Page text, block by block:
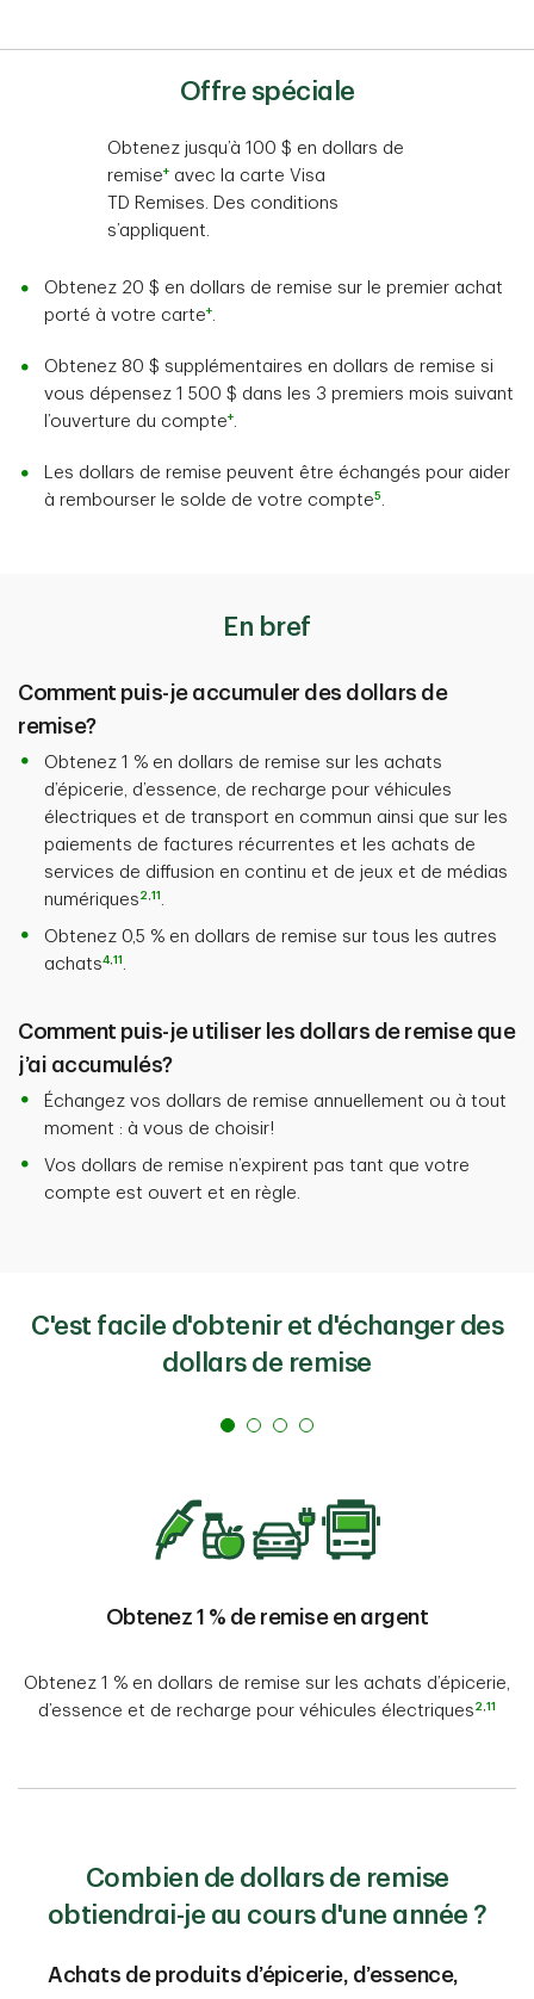
Offre spéciale
Obtenez jusqu’à 100 $ en dollars de
remise+avec la carte Visa
TD Remises. Des conditions
s’appliquent.
Obtenez 20 $ en dollars de remise sur le premier achat
porté à votre carte+
Obtenez 80 $ supplémentaires en dollars de remise si
vous dépensez 1 500 $ dans les 3 premiers mois suivant
l’ouverture du compte+
Les dollars de remise peuvent être échangés pour aider
à rembourser le solde de votre compte5
En bref
Comment puis-je accumuler des dollars de
remise?
Obtenez 1 % en dollars de remise sur les achats
d’épicerie, d’essence, de recharge pour véhicules
électriques et de transport en commun ainsi que sur les
paiements de factures récurrentes et les achats de
services de diffusion en continu et de jeux et de médias
numériques 2 11
Obtenez 0,5 % en dollars de remise sur tous les autres
achats4 11
Comment puis-je utiliser les dollars de remise que
j’ai accumulés?
Échangez vos dollars de remise annuellement ou à tout
moment : à vous de choisir!
Vos dollars de remise n’expirent pas tant que votre
compte est ouvert et en règle.
C'est facile d'obtenir et d'échanger des
dollars de remise
Obtenez 1 % de remise en argent
Obtenez 1 % en dollars de remise sur les achats d’épicerie,
d’essence et de recharge pour véhicules électriques 2 11
Combien de dollars de remise
obtiendrai-je au cours d'une année ?
Achats de produits d’épicerie, d’essence,